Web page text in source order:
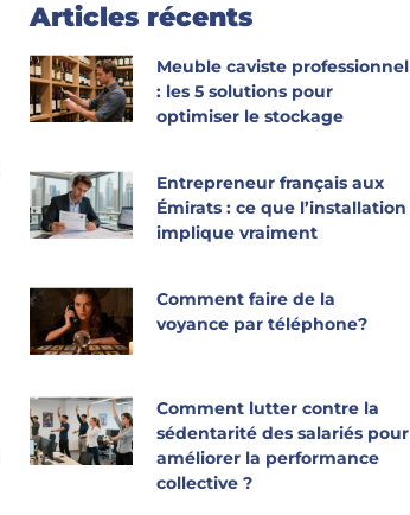
Articles récents
Meuble caviste professionnel
: les 5 solutions pour
optimiser le stockage
Entrepreneur français aux
Émirats : ce que l’installation
implique vraiment
Comment faire de la
voyance par téléphone?
Comment lutter contre la
sédentarité des salariés pour
améliorer la performance
collective ?